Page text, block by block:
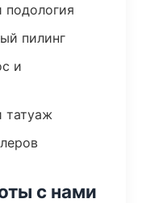
пилинг
и
татуаж
с нами